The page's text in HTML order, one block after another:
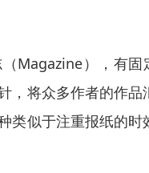
Magazine），有
，将众多作者的作
类似于注重报纸的